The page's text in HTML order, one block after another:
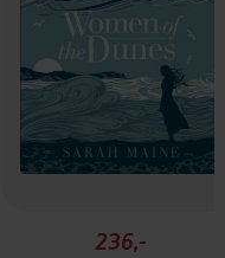
236,-